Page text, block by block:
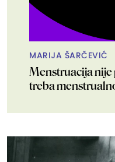
MARIJA ŠARČEVIĆ
Menstruacija nije
treba